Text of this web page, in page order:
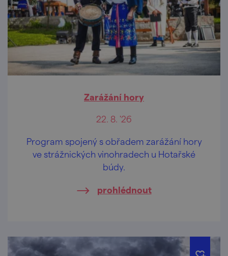
Zarážání hory
22. 8. '26
Program spojený s obřadem zarážání hory
ve strážnických vinohradech u Hotařské
búdy.
prohlédnout